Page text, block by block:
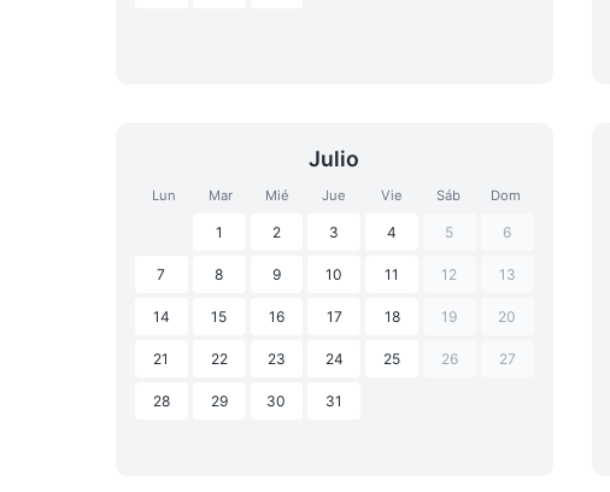
Julio
Lun Mar Mié Jue Vie Sáb Dom
1 2 3 4 5 6
7 8 9 10 11 12 13
14 15 16 17 18 19 20
21 22 23 24 25 26 27
28 29 30 31